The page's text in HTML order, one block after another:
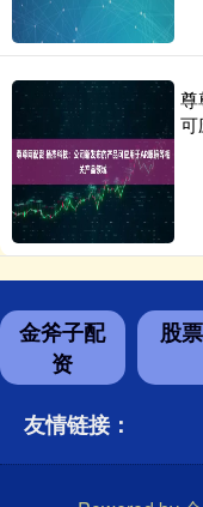
尊
可
金斧子配
资
股
友情链接：